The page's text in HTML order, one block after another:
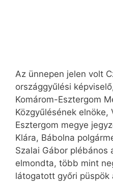
Az ünnepen jelen volt
országgyűlési
Komárom-Esztergom
Közgyűlésének elnöke,
Esztergom megye
Klára, Bábolna
Szalai Gábor plébános
elmondta, több mint
látogatott győri